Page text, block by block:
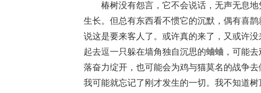
椿树没有怨言，它不会说话，无声无息
生长。但总有东西看不惯它的沉默，偶有喜
说这是要来客人了。或许真的来了，又或许
起去逗一只躲在墙角独自沉思的蛐蛐，可能
落奋力绽开，也可能会为鸡与猫莫名的战争
我可能就忘记了刚才发生的一切。我不知道